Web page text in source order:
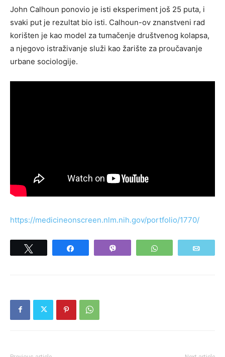
John Calhoun ponovio je isti eksperiment još 25 puta, i
svaki put je rezultat bio isti. Calhoun-ov znanstveni rad
korišten je kao model za tumačenje društvenog kolapsa,
a njegovo istraživanje služi kao žarište za proučavanje
urbane sociologije.
https://medicineonscreen.nlm.nih.gov/portfolio/1770/
WhatsApp